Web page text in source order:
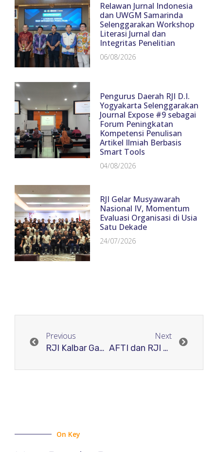
Relawan Jurnal Indonesia
dan UWGM Samarinda
Selenggarakan Workshop
Literasi Jurnal dan
Integritas Penelitian
06/08/2026
Pengurus Daerah RJI D.I.
Yogyakarta Selenggarakan
Journal Expose #9 sebagai
Forum Peningkatan
Kompetensi Penulisan
Artikel Ilmiah Berbasis
Smart Tools
04/08/2026
RJI Gelar Musyawarah
Nasional IV, Momentum
Evaluasi Organisasi di Usia
Satu Dekade
24/07/2026
Previous
RJI Kalbar Gandeng AKBID AISYIYAH Pontianak Gelar Pelatihan Pendampingan Pengelolaan Jurnal
Next
AFTI dan RJI adakan Kegiatan Workshop Tata Kelola Jurnal Ilmiah Berbasis Elektronik
On Key